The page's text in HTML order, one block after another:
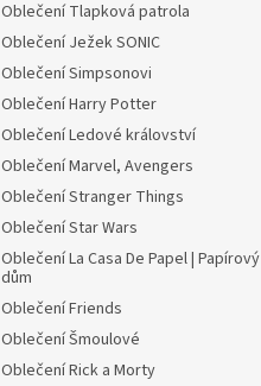
Oblečení Tlapková patrola
Oblečení Ježek SONIC
Oblečení Simpsonovi
Oblečení Harry Potter
Oblečení Ledové království
Oblečení Marvel, Avengers
Oblečení Stranger Things
Oblečení Star Wars
Oblečení La Casa De Papel | Papírový
dům
Oblečení Friends
Oblečení Šmoulové
Oblečení Rick a Morty